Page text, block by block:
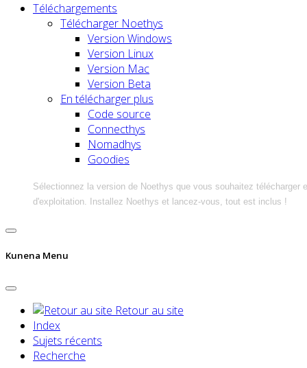
Téléchargements
Télécharger Noethys
Version Windows
Version Linux
Version Mac
Version Beta
En télécharger plus
Code source
Connecthys
Nomadhys
Goodies
Sélectionnez la version de Noethys que vous souhaitez télécharger
d'exploitation. Installez Noethys et lancez-vous, tout est inclus !
Kunena Menu
Retour au site
Index
Sujets récents
Recherche